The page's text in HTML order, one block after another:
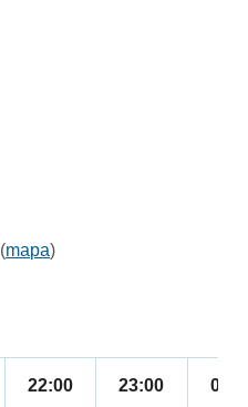
(mapa)
22:00 23:00 00:00